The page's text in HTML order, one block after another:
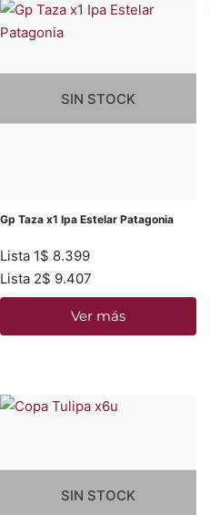
SIN STOCK
Gp Taza x1 Ipa Estelar Patagonia
Lista 1$ 8.399
Lista 2$ 9.407
Ver más
SIN STOCK